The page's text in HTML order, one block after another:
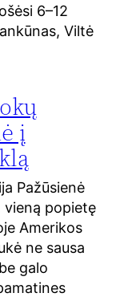
6–12
Viltė
į
Pažūsienė
vieną popietę
Amerikos
ne sausa
galo